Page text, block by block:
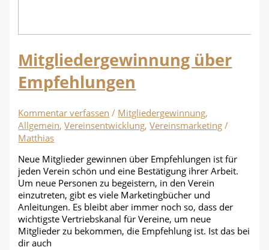
Mitgliedergewinnung über
Empfehlungen
Kommentar verfassen / Mitgliedergewinnung,
Allgemein,Vereinsentwicklung,Vereinsmarketing /
Matthias
Neue Mitglieder gewinnen über Empfehlungen ist für
jeden Verein schön und eine Bestätigung ihrer Arbeit.
Um neue Personen zu begeistern, in den Verein
einzutreten, gibt es viele Marketingbücher und
Anleitungen. Es bleibt aber immer noch so, dass der
wichtigste Vertriebskanal für Vereine, um neue
Mitglieder zu bekommen, die Empfehlung ist. Ist das bei
dir auch